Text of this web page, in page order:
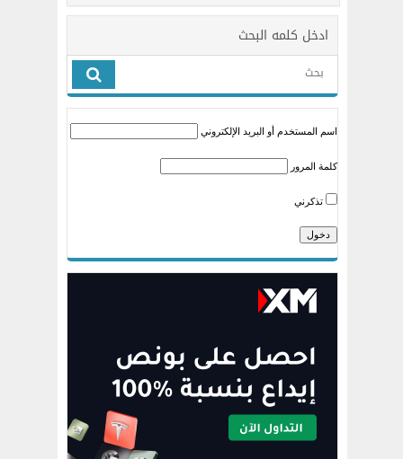
ادخل كلمه البحث
اسم المستخدم أو البريد الإلكتروني
كلمة المرور
تذكرني